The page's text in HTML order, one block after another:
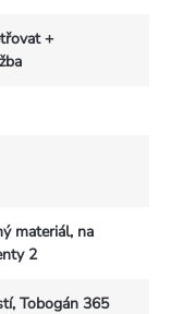
+
materiál, na
2
Tobogán 365